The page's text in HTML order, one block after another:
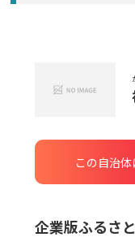
この自治
企業版ふるさ